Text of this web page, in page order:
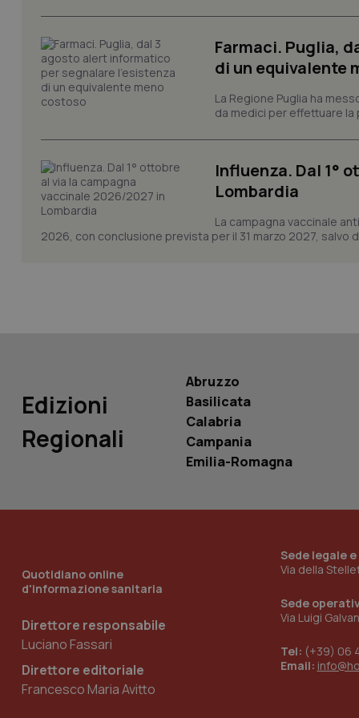
Farmaci. Puglia,
di un equivalente
La Regione Puglia ha
da medici per effettuare la
Influenza. Dal 1°
Lombardia
La campagna vaccinale
2026, con conclusione prevista per il 31 marzo 2027, salvo
Edizioni
Regionali
Abruzzo
Basilicata
Calabria
Campania
Emilia-Romagna
Quotidiano online
d'informazione sanitaria
Direttore responsabile
Luciano Fassari
Direttore editoriale
Francesco Maria Avitto
Sede legale
Via della
Sede
Via Luigi
Tel: (+39) 06
Email:
tracking-sites-
tracking-sites-
session-id
_ga
_ga_0VMQEQKQ1N
__Secure-YNID